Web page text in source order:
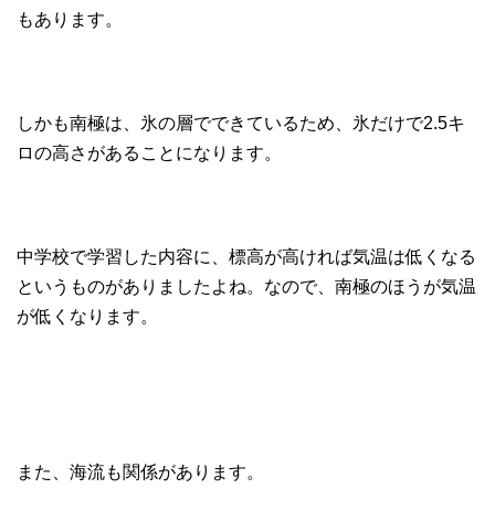
もあります。
しかも南極は、氷の層でできているため、氷だけで2.5キ
ロの高さがあることになります。
中学校で学習した内容に、標高が高ければ気温は低くなる
というものがありましたよね。なので、南極のほうが気温
が低くなります。
また、海流も関係があります。